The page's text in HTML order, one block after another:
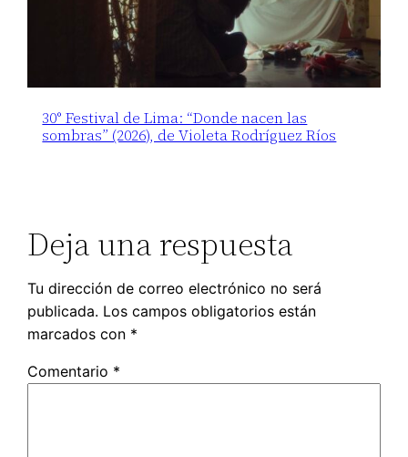
30° Festival de Lima: “Donde nacen las
sombras” (2026), de Violeta Rodríguez Ríos
Deja una respuesta
Tu dirección de correo electrónico no será
publicada. Los campos obligatorios están
marcados con *
Comentario *